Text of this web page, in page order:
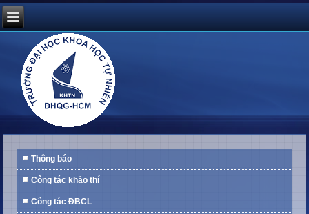
Thông báo
Công tác khảo thí
Công tác ĐBCL